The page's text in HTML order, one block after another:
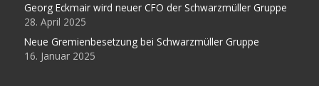
Georg Eckmair wird neuer CFO der Schwarzmüller Gruppe
28. April 2025
Neue Gremienbesetzung bei Schwarzmüller Gruppe
16. Januar 2025